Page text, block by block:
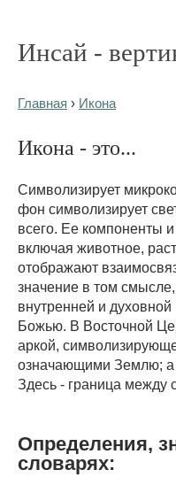
Инсай -
Главная › Икона
Икона - это...
Символизирует
фон символизирует
всего. Ее компоненты
включая животное,
отображают
значение в том
внутренней и
Божью. В Восточной
аркой,
означающими Землю; а
Здесь - граница
Определения,
словарях: